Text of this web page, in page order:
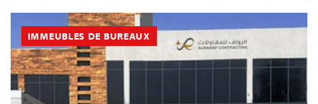
IMMEUBLES DE BUREAUX